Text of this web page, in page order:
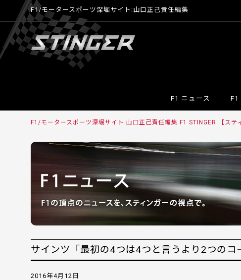
F1/モータースポーツ深堀サイト:山口正己責任編集
F1 ニュース F1
F1/モータースポーツ深堀サイト:山口正己責任編集 F1 STINGER 【ステ
サインツ「最初の4つは4つと言うより2つのコ
2016年4月12日